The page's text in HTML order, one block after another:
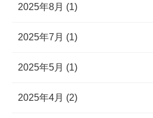
2025年8月 (1)
2025年7月 (1)
2025年5月 (1)
2025年4月 (2)